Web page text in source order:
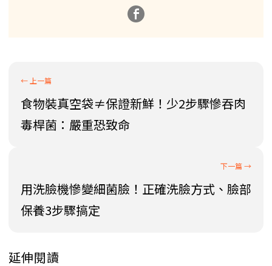
食物裝真空袋≠保證新鮮！少2步驟慘吞肉
毒桿菌：嚴重恐致命
用洗臉機慘變細菌臉！正確洗臉方式、臉部
保養3步驟搞定
延伸閱讀